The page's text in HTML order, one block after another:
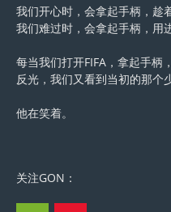
我们开心时，会拿起手柄，趁
我们难过时，会拿起手柄，用
每当我们打开FIFA，拿起手柄
反光，我们又看到当初的那个
他在笑着。
关注GON：